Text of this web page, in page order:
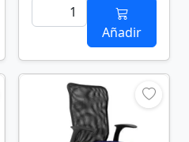
Añadir